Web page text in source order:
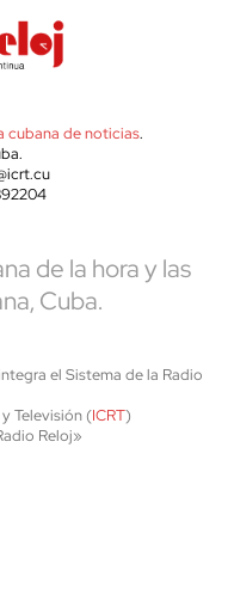
cubana de noticias.
de la hora y las
Cuba.
el Sistema de la Radio
Televisión (ICRT)
Reloj»